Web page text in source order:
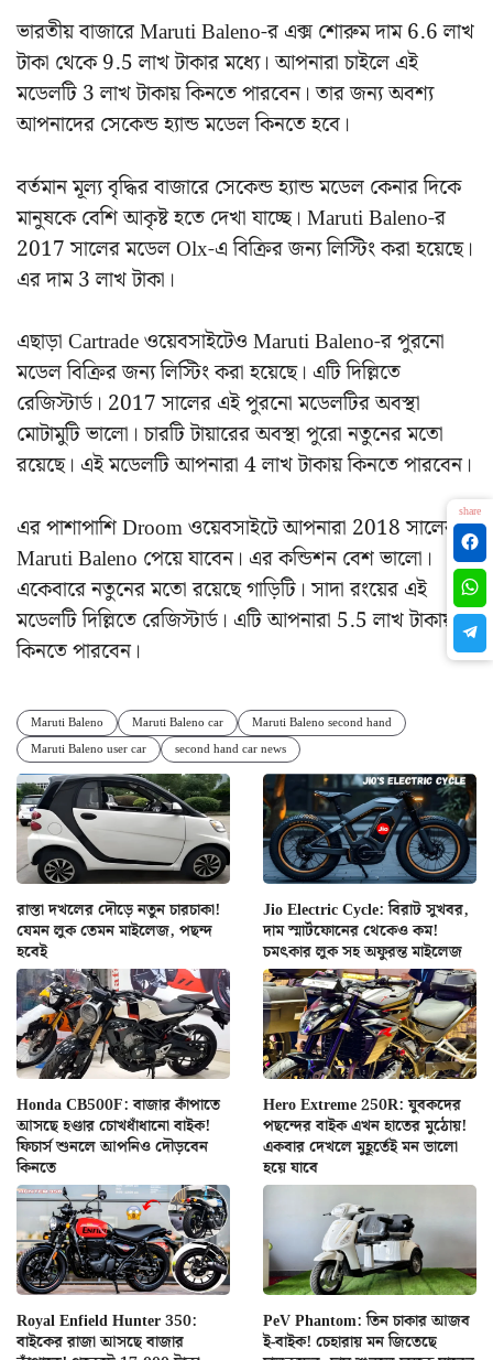
ভারতীয় বাজারে Maruti Baleno-র এক্স শোরুম দাম 6.6 লাখ
টাকা থেকে 9.5 লাখ টাকার মধ্যে। আপনারা চাইলে এই
মডেলটি 3 লাখ টাকায় কিনতে পারবেন। তার জন্য অবশ্য
আপনাদের সেকেন্ড হ্যান্ড মডেল কিনতে হবে।
বর্তমান মূল্য বৃদ্ধির বাজারে সেকেন্ড হ্যান্ড মডেল কেনার দিকে
মানুষকে বেশি আকৃষ্ট হতে দেখা যাচ্ছে। Maruti Baleno-র
2017 সালের মডেল Olx-এ বিক্রির জন্য লিস্টিং করা হয়েছে।
এর দাম 3 লাখ টাকা।
এছাড়া Cartrade ওয়েবসাইটেও Maruti Baleno-র পুরনো
মডেল বিক্রির জন্য লিস্টিং করা হয়েছে। এটি দিল্লিতে
রেজিস্টার্ড। 2017 সালের এই পুরনো মডেলটির অবস্থা
মোটামুটি ভালো। চারটি টায়ারের অবস্থা পুরো নতুনের মতো
রয়েছে। এই মডেলটি আপনারা 4 লাখ টাকায় কিনতে পারবেন।
এর পাশাপাশি Droom ওয়েবসাইটে আপনারা 2018 সালের
Maruti Baleno পেয়ে যাবেন। এর কন্ডিশন বেশ ভালো।
একেবারে নতুনের মতো রয়েছে গাড়িটি। সাদা রংয়ের এই
মডেলটি দিল্লিতে রেজিস্টার্ড। এটি আপনারা 5.5 লাখ টাকায়
কিনতে পারবেন।
Maruti Baleno Maruti Baleno car
Maruti Baleno second hand
Maruti Baleno user car
second hand car news
রাস্তা দখলের দৌড়ে নতুন চারচাকা!
যেমন লুক তেমন মাইলেজ, পছন্দ
হবেই
Jio Electric Cycle: বিরাট সুখবর,
দাম স্মার্টফোনের থেকেও কম!
চমৎকার লুক সহ অফুরন্ত মাইলেজ
Honda CB500F: বাজার কাঁপাতে
আসছে হণ্ডার চোখধাঁধানো বাইক!
ফিচার্স শুনলে আপনিও দৌড়বেন
কিনতে
Hero Extreme 250R: যুবকদের
পছন্দের বাইক এখন হাতের মুঠোয়!
একবার দেখলে মুহূর্তেই মন ভালো
হয়ে যাবে
Royal Enfield Hunter 350:
বাইকের রাজা আসছে বাজার
PeV Phantom: তিন চাকার আজব
ই-বাইক! চেহারায় মন জিতেছে
share